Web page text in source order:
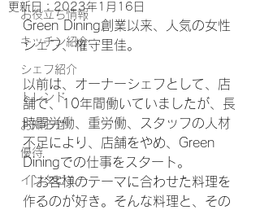
お役立ち情報
キッチン紹介
シェフ紹介
トレンド
お知らせ
優待
インタビュー
更新日： 2023年1月16日
Green Dining創業以来、人気の女性
シェフ、権守里佳。
以前は、オーナーシェフとして、店
舗で、10年間働いていましたが、長
時間労働、重労働、スタッフの人材
不足により、店舗をやめ、Green
Diningでの仕事をスタート。
「お客様のテーマに合わせた料理を
作るのが好き。そんな料理と、その